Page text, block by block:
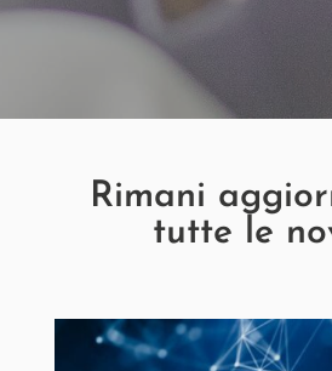
Rimani
tutte le